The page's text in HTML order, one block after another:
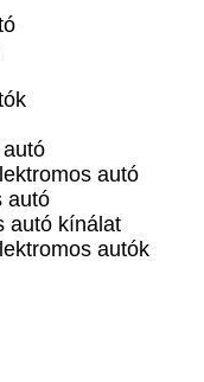
autó
autó
autó kínálat
autók